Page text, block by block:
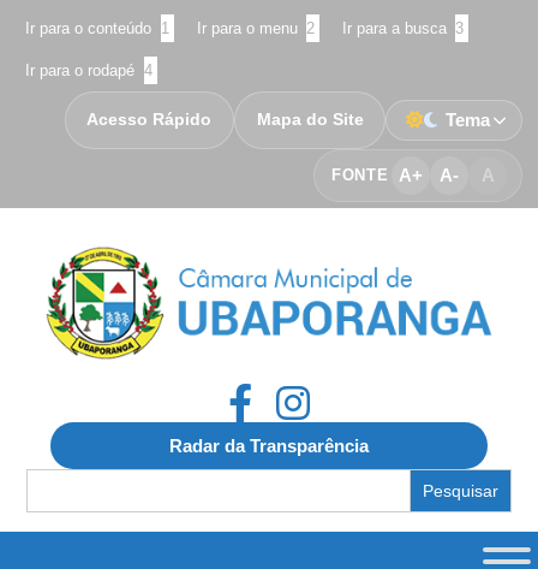
Ir para o conteúdo 1 Ir para o menu 2 Ir para a busca 3
Ir para o rodapé 4
FONTE A+ A- A
Acesso Rápido Mapa do Site Tema
Radar da Transparência
for: